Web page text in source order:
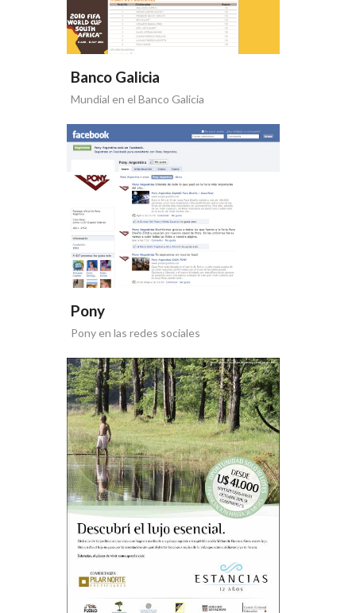
Banco Galicia
Mundial en el Banco Galicia
Pony
Pony en las redes sociales